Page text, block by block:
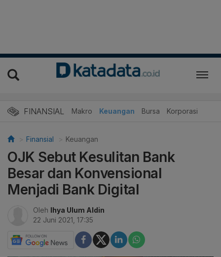
FINANSIAL Makro Keuangan Bursa Korporasi
Finansial Keuangan
OJK Sebut Kesulitan Bank
Besar dan Konvensional
Menjadi Bank Digital
Oleh Ihya Ulum Aldin
22 Juni 2021, 17:35